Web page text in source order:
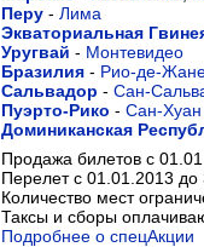
Перу - Лима
Экваториальная
Уругвай - Монтевидео
Бразилия - Рио-де-
Сальвадор - Сан-
Пуэрто-Рико - Сан-Хуан
Доминиканская
Продажа билетов с
Перелет с 01.01.2013 до
Количество мест
Таксы и сборы
Подробнее о спецАкции